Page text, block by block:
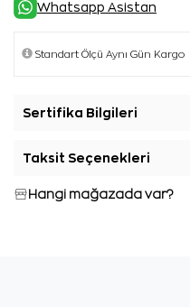
Whatsapp Asistan
Sertifika Bilgileri
Taksit Seçenekleri
Hangi mağazada var?